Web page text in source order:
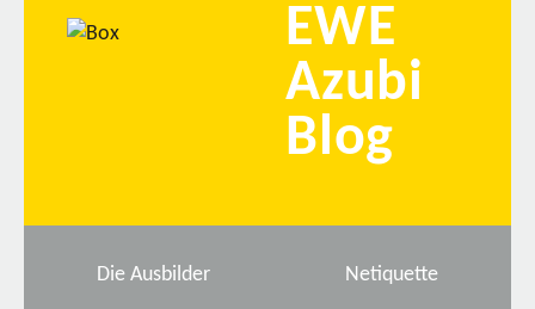
EWE
Azubi
Blog
Die Ausbilder Netiquette